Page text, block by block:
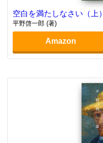
空白を満たしなさい（上）
平野啓一郎 (著)
Amazon